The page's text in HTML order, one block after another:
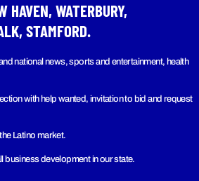
HAVEN, WATERBURY,
STAMFORD.
national news, sports and entertainment, health
with help wanted, invitation to bid and request
Latino market.
business development in our state.